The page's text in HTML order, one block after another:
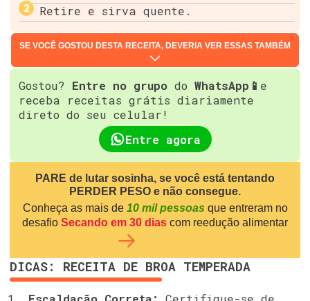
Retire e sirva quente.
SE VOCÊ GOSTOU DESTA RECEITA, DEVERIA VER ESSAS TAMBÉM
Gostou? Entre no grupo do WhatsApp📱 e
receba receitas grátis diariamente
direto do seu celular!
Entre agora
PARE de lutar sosinha, se você está tentando
PERDER PESO e não consegue.
Conheça as mais de 10 mil pessoas que entreram no
desafio Secando em 30 dias com reedução alimentar
DICAS: RECEITA DE BROA TEMPERADA